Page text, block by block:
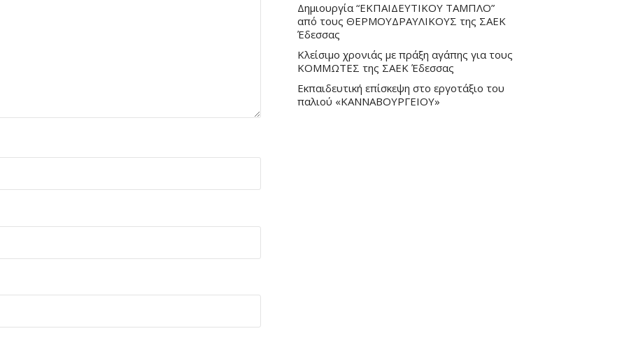
Δημιουργία “ΕΚΠΑΙΔΕΥΤΙΚΟΥ ΤΑΜΠΛΟ”
από τους ΘΕΡΜΟΥΔΡΑΥΛΙΚΟΥΣ της ΣΑΕΚ
Έδεσσας
Κλείσιμο χρονιάς με πράξη αγάπης για τους
ΚΟΜΜΩΤΕΣ της ΣΑΕΚ Έδεσσας
Εκπαιδευτική επίσκεψη στο εργοτάξιο του
παλιού «ΚΑΝΝΑΒΟΥΡΓΕΙΟΥ»